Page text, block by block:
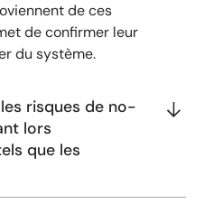
de ces
de confirmer leur
du système.
risques de no-
lors
que les